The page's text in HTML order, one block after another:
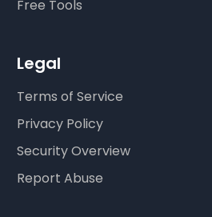
Free Tools
Legal
Terms of Service
Privacy Policy
Security Overview
Report Abuse